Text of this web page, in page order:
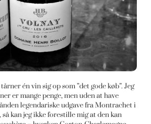
én vin sig op som ”det gode køb”. Jeg
er mange penge, men uden at have
legendariske udgave fra Montrachet i
kan jeg ikke forestille mig at den kan